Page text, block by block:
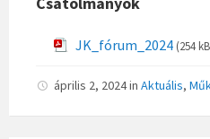
JK_fórum_2024 (254
április 2, 2024in Aktuális,